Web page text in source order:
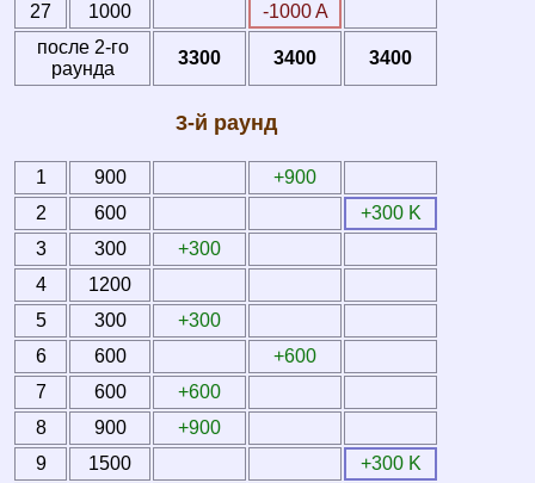
27
1000
-1000 A
после 2-го
раунда
3300 3400 3400
3-й раунд
1 900
+900
2
600
+300 K
3
300
+300
4
1200
5
300
+300
6
600
+600
7
600
+600
8
900
+900
9
1500
+300 K